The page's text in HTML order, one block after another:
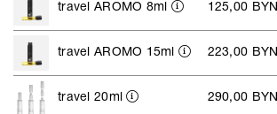
travel AROMO 8ml 125,00 BYN
travel AROMO 15ml 223,00 BYN
travel 20ml 290,00 BYN